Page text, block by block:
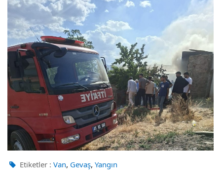
Etiketler : Van, Gevaş, Yangın